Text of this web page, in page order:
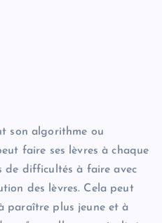
son algorithme ou
faire ses lèvres à chaque
de difficultés à faire avec
des lèvres. Cela peut
paraître plus jeune et à